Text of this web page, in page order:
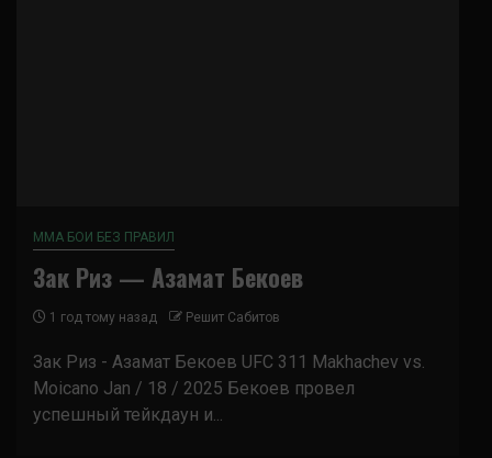
ММА БОИ БЕЗ ПРАВИЛ
Зак Риз — Азамат Бекоев
1 год тому назад Решит Сабитов
Зак Риз - Азамат Бекоев UFC 311 Makhachev vs.
Moicano Jan / 18 / 2025 Бекоев провел
успешный тейкдаун и...